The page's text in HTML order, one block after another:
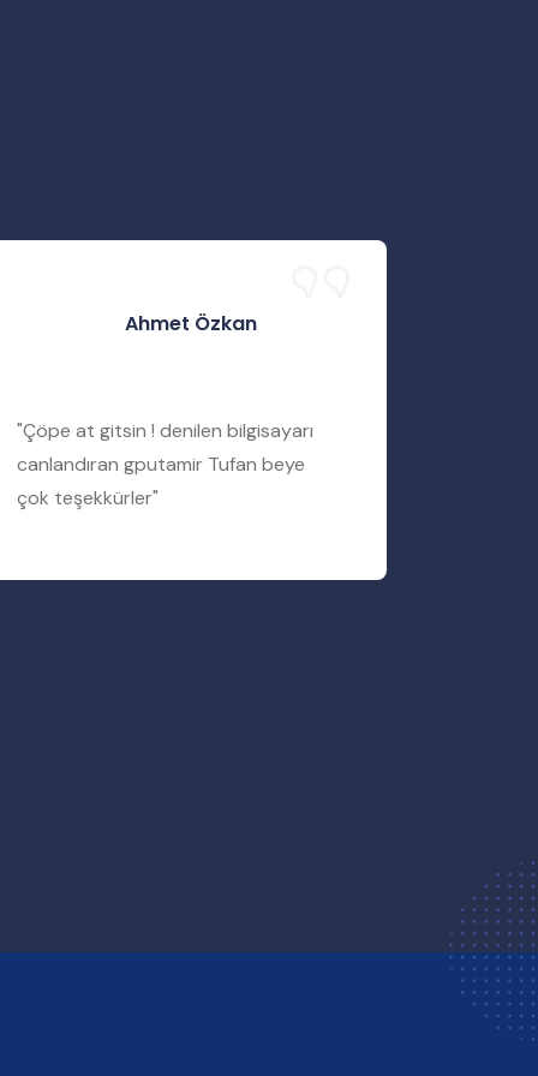
Ahmet Özkan
"Çöpe at gitsin ! denilen bilgisayarı
canlandıran gputamir Tufan beye
çok teşekkürler"